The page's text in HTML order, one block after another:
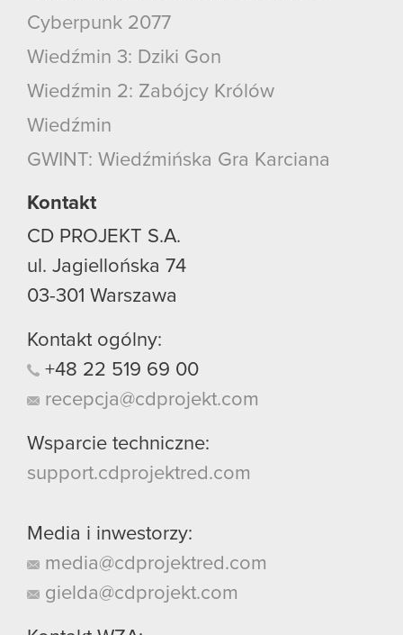
Cyberpunk 2077
Wiedźmin 3: Dziki Gon
Wiedźmin 2: Zabójcy Królów
Wiedźmin
GWINT: Wiedźmińska Gra Karciana
Kontakt
CD PROJEKT S.A.
ul. Jagiellońska 74
03-301 Warszawa
Kontakt ogólny:
+48 22 519 69 00
recepcja@cdprojekt.com
Wsparcie techniczne:
support.cdprojektred.com
Media i inwestorzy:
media@cdprojektred.com
gielda@cdprojekt.com